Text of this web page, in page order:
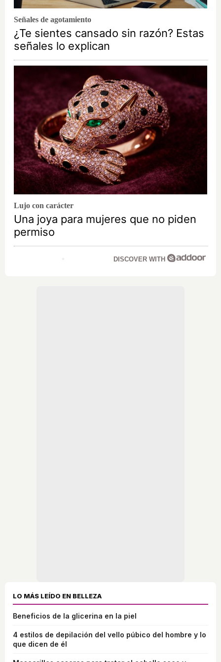
Señales de agotamiento
¿Te sientes cansado sin razón? Estas
señales lo explican
Lujo con carácter
Una joya para mujeres que no piden
permiso
DISCOVER WITH
LO MÁS LEÍDO EN BELLEZA
Beneficios de la glicerina en la piel
4 estilos de depilación del vello púbico del hombre y lo
que dicen de él